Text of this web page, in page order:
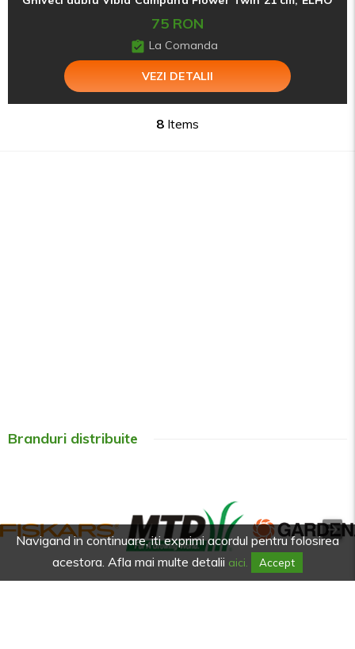
75 RON
La Comanda
VEZI DETALII
8 Items
Branduri distribuite
Navigand in continuare, iti exprimi acordul pentru folosirea
acestora. Afla mai multe detalii aici. Accept